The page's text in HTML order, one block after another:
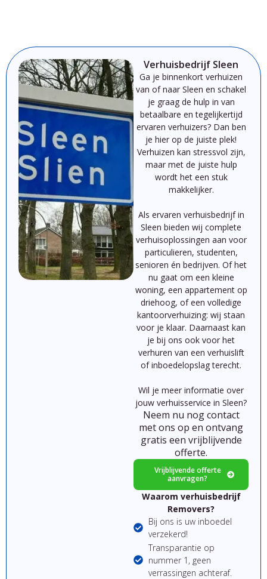
Verhuisbedrijf Sleen
Ga je binnenkort verhuizen
van of naar Sleen en schakel
je graag de hulp in van
betaalbare en tegelijkertijd
ervaren verhuizers? Dan ben
je hier op de juiste plek!
Verhuizen kan stressvol zijn,
maar met de juiste hulp
wordt het een stuk
makkelijker.
Als ervaren verhuisbedrijfin
Sleen bieden wij complete
verhuisoplossingen aan voor
particulieren, studenten,
senioren én bedrijven. Ofhet
nu gaat om een kleine
woning, een appartement op
driehoog, ofeen volledige
kantoorverhuizing: wij staan
voor je klaar. Daarnaast kan
je bij ons ook voor het
verhuren van een verhuislift
of inboedelopslag terecht.
Wil je meer informatie over
jouw verhuisservice in Sleen?
Neem nu nog contact
met ons op en ontvang
gratis een vrijblijvende
offerte.
Vrijblijvende offerte
aanvragen?
Waarom verhuisbedrijf
Removers?
Bij ons is uw inboedel
verzekerd!
Transparantie op
nummer 1, geen
verrassingen achteraf.